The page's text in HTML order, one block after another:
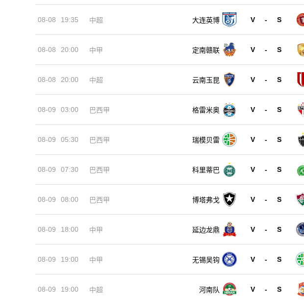
08-08 19:35 中超 大连英博 V - S
08-08 20:00 中甲 定南赣联 V - S
08-08 20:00 中超 云南玉昆 V - S
08-09 03:00 巴西甲 格雷米奥 V - S
08-09 05:30 巴西甲 瑞模贝雷 V - S
08-09 07:30 巴西甲 科里蒂巴 V - S
08-09 08:00 巴西甲 博塔弗戈 V - S
08-09 18:00 中甲 延边龙鼎 V - S
08-09 19:00 中甲 无锡吴钩 V - S
08-09 19:00 中超 河南队 V - S